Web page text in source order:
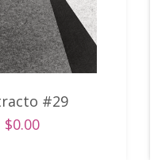
#29
$0.00